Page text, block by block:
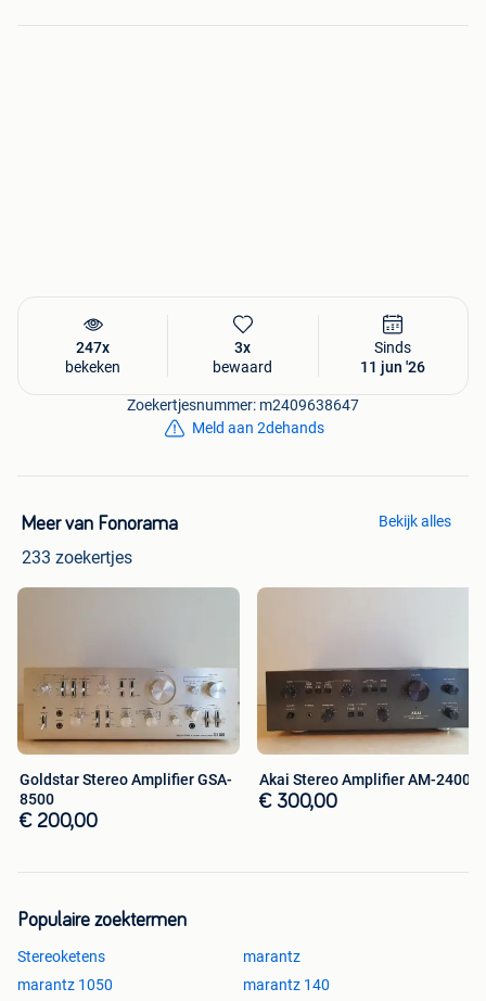
247x
bekeken
3x
bewaard
Sinds
11 jun '26
Zoekertjesnummer: m2409638647
Meld aan 2dehands
Meer van Fonorama
233 zoekertjes
Bekijk alles
Goldstar Stereo Amplifier GSA-
8500
€ 200,00
Akai Stereo Amplifier AM-2400
€ 300,00
Populaire zoektermen
Stereoketens
marantz
marantz 1050
marantz 140